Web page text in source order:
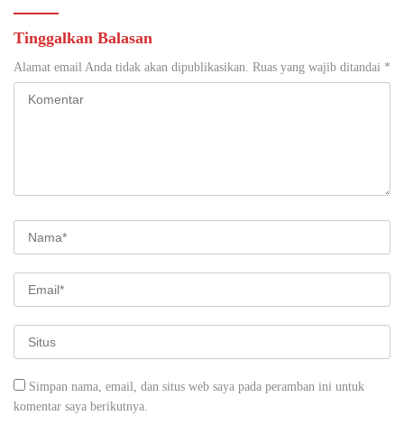
Tinggalkan Balasan
Alamat email Anda tidak akan dipublikasikan. Ruas yang wajib ditandai *
Simpan nama, email, dan situs web saya pada peramban ini untuk
komentar saya berikutnya.